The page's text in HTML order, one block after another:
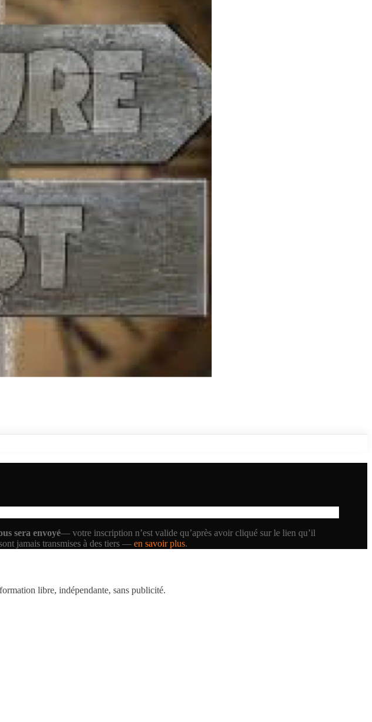
sera envoyé— votre inscription n’est valide qu’après avoir cliqué sur le lien qu’il
jamais transmises à des tiers — en savoir plus.
libre, indépendante, sans publicité.